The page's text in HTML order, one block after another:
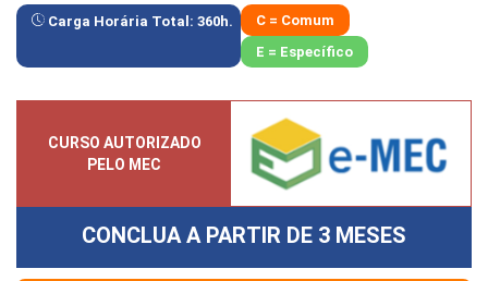
Carga Horária Total: 360h.
C = Comum
E = Específico
CURSO AUTORIZADO
PELO MEC
CONCLUA A PARTIR DE 3 MESES